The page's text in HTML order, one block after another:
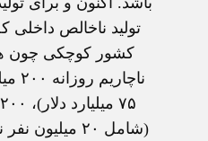
توليد ناخالص داخلى
كشور كوچكى چون
(شامل ۲۰